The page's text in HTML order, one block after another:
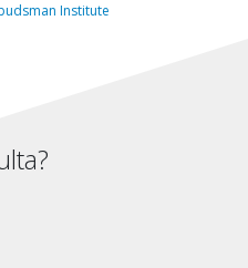
Institute